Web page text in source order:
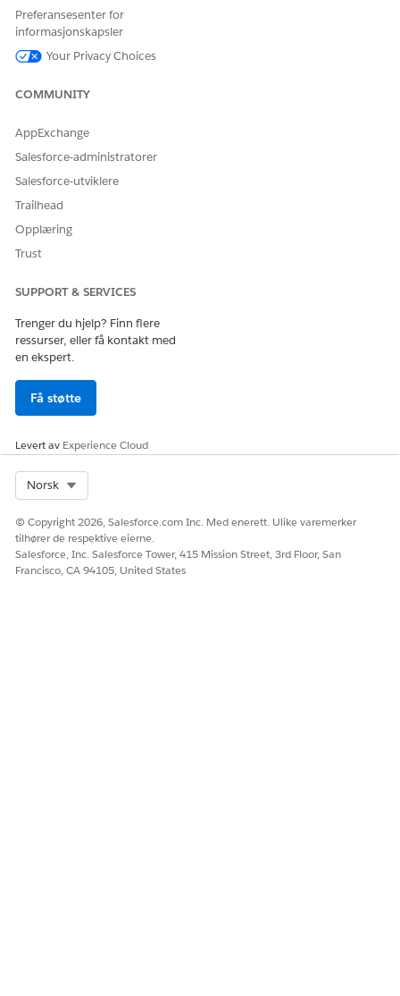
Finn og velgLife Sciences Commercial
velg deretter
Admin Console
Velg
Områdebehandling
VelgKjør nå
kontoområdejustering.
SE OGSÅ:
Gruppejobber for områdebehandling
Ja
Preferansesenter for
informasjonskapsler
Your Privacy Choices
COMMUNITY
AppExchange
Salesforce-administratorer
Salesforce-utviklere
Trailhead
Opplæring
Trust
SUPPORT & SERVICES
Trenger du hjelp? Finn flere
ressurser, eller få kontakt med
en ekspert.
Få støtte
Levert av Experience Cloud
Norsk
© Copyright 2026, Salesforce.com Inc. Med enerett. Ulike varemerker
tilhører de respektive eierne.
Salesforce, Inc. Salesforce Tower, 415 Mission Street, 3rd Floor, San
Francisco, CA 94105, United States